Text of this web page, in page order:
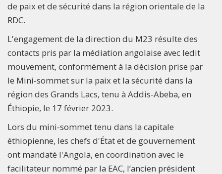
de paix et de sécurité dans la région orientale de la
RDC.
L'engagement de la direction du M23 résulte des
contacts pris par la médiation angolaise avec ledit
mouvement, conformément à la décision prise par
le Mini-sommet sur la paix et la sécurité dans la
région des Grands Lacs, tenu à Addis-Abeba, en
Éthiopie, le 17 février 2023.
Lors du mini-sommet tenu dans la capitale
éthiopienne, les chefs d'État et de gouvernement
ont mandaté l'Angola, en coordination avec le
facilitateur nommé par la EAC, l’ancien président